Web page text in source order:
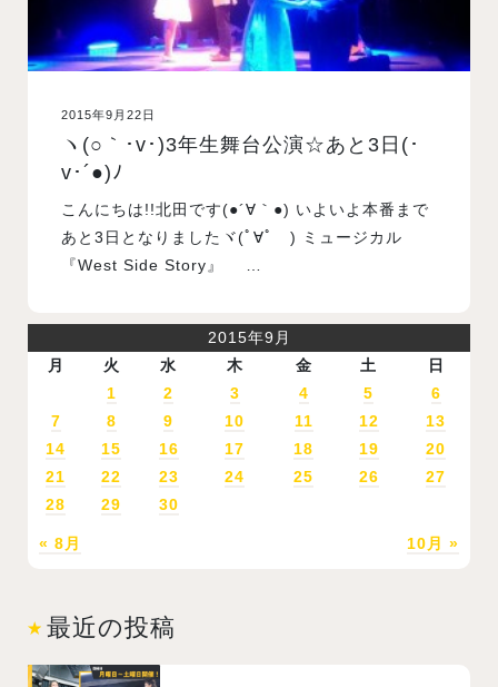
2015年9月22日
ヽ(○｀･v･)3年生舞台公演☆あと3日(･
v･´●)ﾉ
こんにちは!!北田です(●´∀｀●) いよいよ本番まで
あと3日となりましたヾ(ﾟ∀ﾟゞ) ミュージカル
『West Side Story』 …
2015年9月
月
火 水 木 金 土 日
« 8月 10月 »
1 2 3 4 5
6
7
8 9 10 11 12
13
14
15 16 17 18 19
20
21
22 23 24 25 26
27
28
29 30
最近の投稿